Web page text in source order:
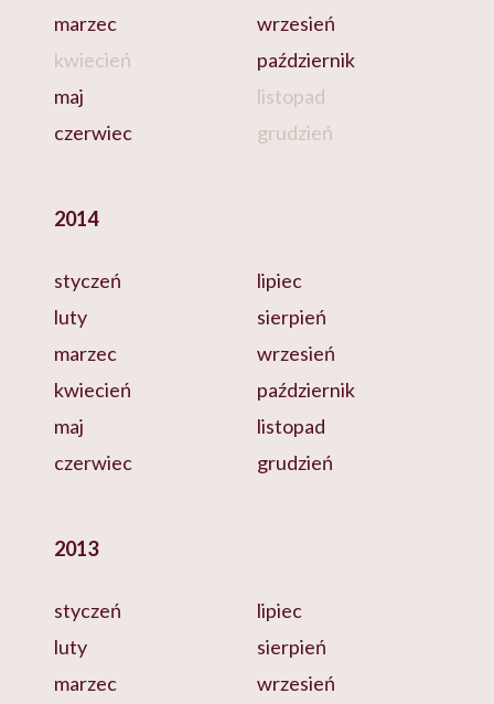
marzec
kwiecień
maj
czerwiec
wrzesień
październik
listopad
grudzień
2014
styczeń
luty
marzec
kwiecień
maj
czerwiec
lipiec
sierpień
wrzesień
październik
listopad
grudzień
2013
styczeń
luty
marzec
lipiec
sierpień
wrzesień